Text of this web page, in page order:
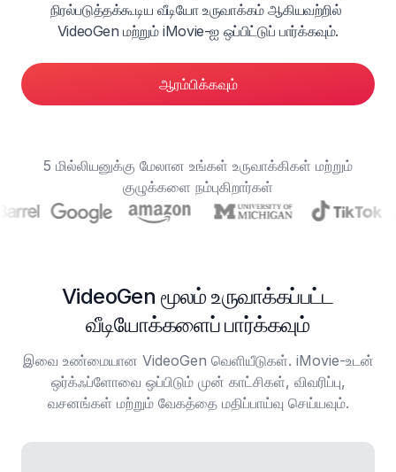
நிரல்படுத்தக்கூடிய வீடியோ உருவாக்கம் ஆகியவற்றில்
VideoGen மற்றும் iMovie-ஐ ஒப்பிட்டுப் பார்க்கவும்.
ஆரம்பிக்கவும்
5 மில்லியனுக்கு மேலான உங்கள் உருவாக்கிகள் மற்றும்
குழுக்களை நம்புகிறார்கள்
VideoGen மூலம் உருவாக்கப்பட்ட
வீடியோக்களைப் பார்க்கவும்
இவை உண்மையான VideoGen வெளியீடுகள். iMovie-உடன்
ஒர்க்ஃப்ளோவை ஒப்பிடும் முன் காட்சிகள், விவரிப்பு,
வசனங்கள் மற்றும் வேகத்தை மதிப்பாய்வு செய்யவும்.